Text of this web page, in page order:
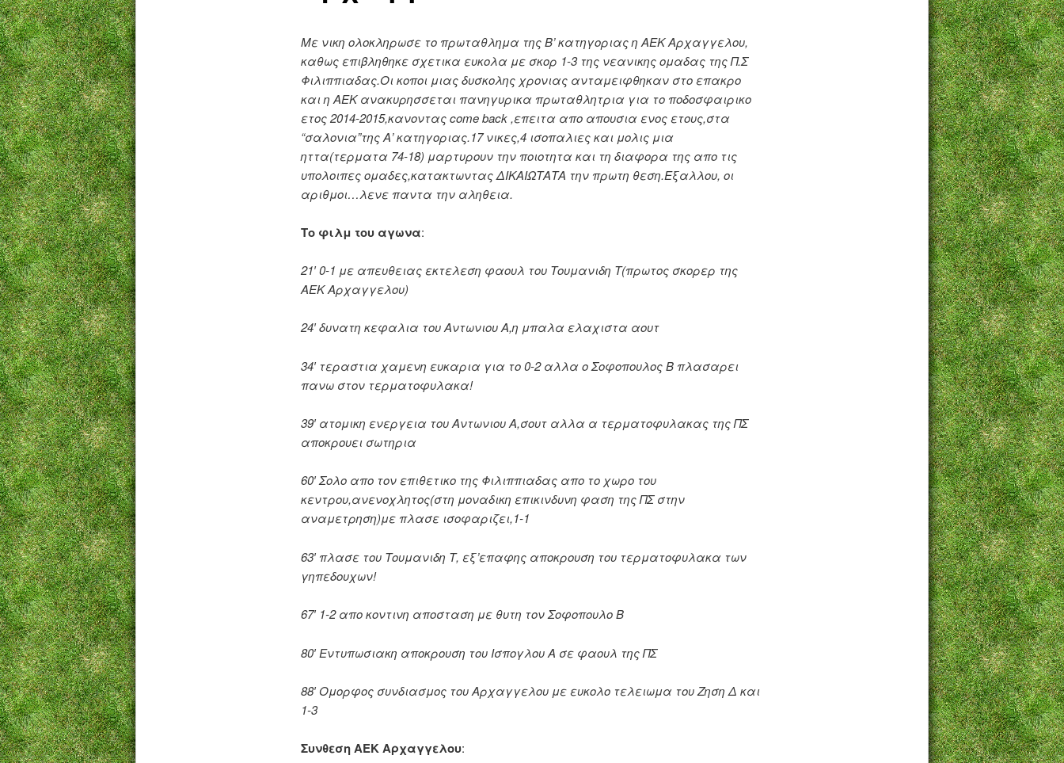
Με νικη ολοκληρωσε το πρωταθλημα της Β’ κατηγοριας η ΑΕΚ Αρχαγγελου,
καθως επιβληθηκε σχετικα ευκολα με σκορ 1-3 της νεανικης ομαδας της Π.Σ
Φιλιππιαδας.Οι κοποι μιας δυσκολης χρονιας ανταμειφθηκαν στο επακρο
και η ΑΕΚ ανακυρησσεται πανηγυρικα πρωταθλητρια για το ποδοσφαιρικο
ετος 2014-2015,κανοντας come back ,επειτα απο απουσια ενος ετους,στα
“σαλονια”της Α’ κατηγοριας.17 νικες,4 ισοπαλιες και μολις μια
ηττα(τερματα 74-18) μαρτυρουν την ποιοτητα και τη διαφορα της απο τις
υπολοιπες ομαδες,κατακτωντας ΔΙΚΑΙΩΤΑΤΑ την πρωτη θεση.Εξαλλου, οι
αριθμοι…λενε παντα την αληθεια.
Το φιλμ του αγωνα:
21′ 0-1 με απευθειας εκτελεση φαουλ του Τουμανιδη Τ(πρωτος σκορερ της
ΑΕΚ Αρχαγγελου)
24′ δυνατη κεφαλια του Αντωνιου Α,η μπαλα ελαχιστα αουτ
34′ τεραστια χαμενη ευκαρια για το 0-2 αλλα ο Σοφοπουλος Β πλασαρει
πανω στον τερματοφυλακα!
39′ ατομικη ενεργεια του Αντωνιου Α,σουτ αλλα α τερματοφυλακας της ΠΣ
αποκρουει σωτηρια
60′ Σολο απο τον επιθετικο της Φιλιππιαδας απο το χωρο του
κεντρου,ανενοχλητος(στη μοναδικη επικινδυνη φαση της ΠΣ στην
αναμετρηση)με πλασε ισοφαριζει,1-1
63′ πλασε του Τουμανιδη Τ, εξ’επαφης αποκρουση του τερματοφυλακα των
γηπεδουχων!
67′ 1-2 απο κοντινη αποσταση με θυτη τον Σοφοπουλο Β
80′ Εντυπωσιακη αποκρουση του Ισπογλου Α σε φαουλ της ΠΣ
88′ Ομορφος συνδιασμος του Αρχαγγελου με ευκολο τελειωμα του Ζηση Δ και
1-3
Συνθεση ΑΕΚ Αρχαγγελου: